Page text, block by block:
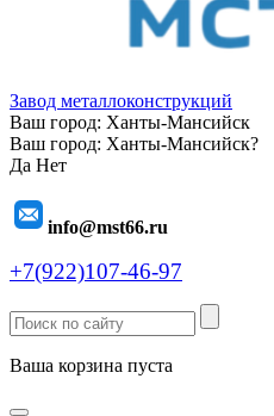
Завод металлоконструкций
Ваш город: Ханты-Мансийск
Ваш город: Ханты-Мансийск?
Да Нет
info@mst66.ru
+7(922)107-46-97
Ваша корзина пуста